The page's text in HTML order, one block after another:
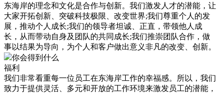
东海岸的理念和文化是合作与创新。我们激发人才的潜能，让
大家开拓创新、突破科技极限、改变世界;我们尊重个人的发
展，推动个人成长;我们的领导者坦诚、正直，带领他人成
长，从而带动自身及团队的共同成长;我们推崇团队合作，做
事以结果为导向，为个人和客户做出意义非凡的改变、创新。
你会得到什么
福利
我们非常看重每一位员工在东海岸工作的幸福感。所以，我们
致力于提供灵活、多元和开放的工作环境来激发员工的潜能，